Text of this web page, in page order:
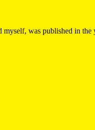
was published in the